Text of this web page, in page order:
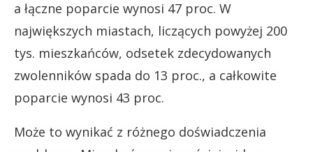
a łączne poparcie wynosi 47 proc. W
największych miastach, liczących powyżej 200
tys. mieszkańców, odsetek zdecydowanych
zwolenników spada do 13 proc., a całkowite
poparcie wynosi 43 proc.
Może to wynikać z różnego doświadczenia